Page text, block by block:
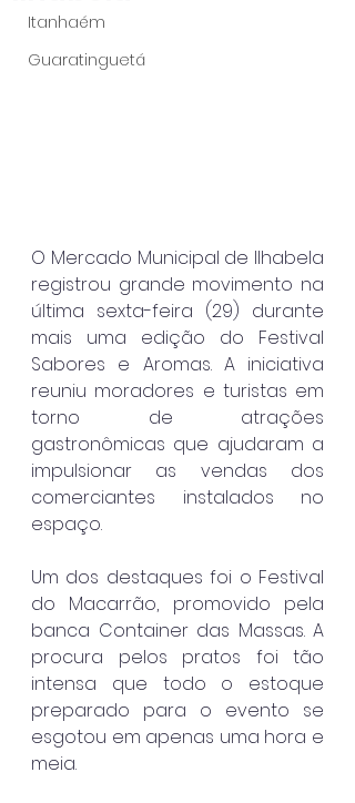
Itanhaém
Guaratinguetá
O Mercado Municipal de Ilhabela
registrou grande movimento na
última sexta-feira (29) durante
mais uma edição do Festival
Sabores e Aromas. A iniciativa
reuniu moradores e turistas em
torno de atrações
gastronômicas que ajudaram a
impulsionar as vendas dos
comerciantes instalados no
espaço.
Um dos destaques foi o Festival
do Macarrão, promovido pela
banca Container das Massas. A
procura pelos pratos foi tão
intensa que todo o estoque
preparado para o evento se
esgotou em apenas uma hora e
meia.